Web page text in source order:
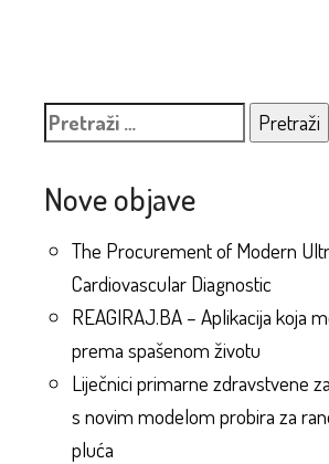
Pretraži:
Nove objave
The Procurement of Modern
Cardiovascular Diagnostic
REAGIRAJ.BA – Aplikacija koja
prema spašenom životu
Liječnici primarne zdravstvene
s novim modelom probira za
pluća